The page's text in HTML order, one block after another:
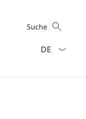
Suche
Suche